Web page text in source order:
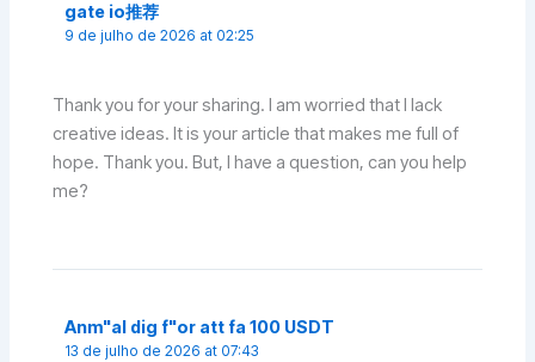
gate io推荐
9 de julho de 2026 at 02:25
Thank you for your sharing. I am worried that I lack
creative ideas. It is your article that makes me full of
hope. Thank you. But, I have a question, can you help
me?
Anm"al dig f"or att fa 100 USDT
13 de julho de 2026 at 07:43